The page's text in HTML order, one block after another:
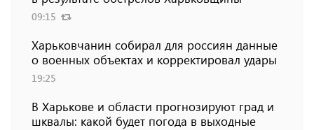
09:15
Харьковчанин собирал для россиян данные
о военных объектах и ​​корректировал удары
19:25
В Харькове и области прогнозируют град и
шквалы: какой будет погода в выходные